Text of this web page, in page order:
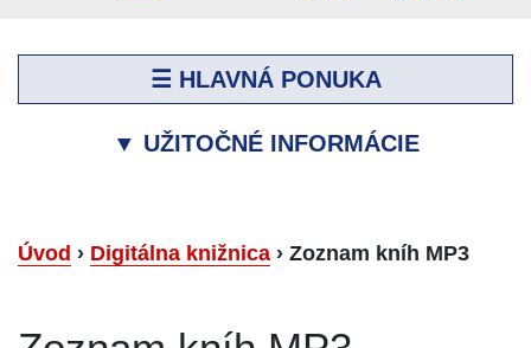
☰ HLAVNÁ PONUKA
▼ UŽITOČNÉ INFORMÁCIE
Úvod › Digitálna knižnica › Zoznam kníh MP3